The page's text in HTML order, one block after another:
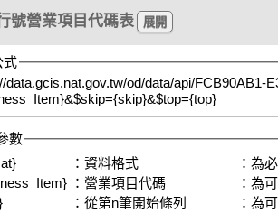
號營業項目代碼表
式
data.gcis.nat.gov.tw/od/data/api/FCB90AB1-
數
：資料格式
：為
：營業項目代碼
：為
：從第n筆開始條列
：為